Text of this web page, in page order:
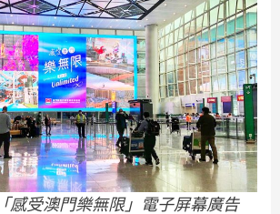
感受澳門樂無限」電子屏幕廣告